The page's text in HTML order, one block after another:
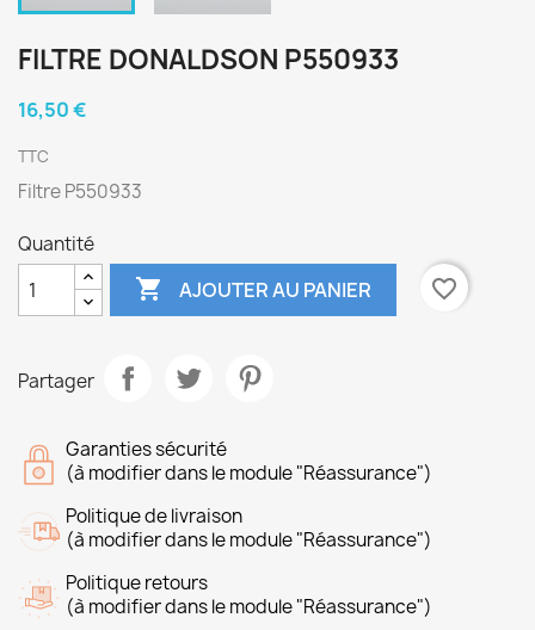
FILTRE DONALDSON P550933
16,50 €
TTC
Filtre P550933
Quantité
 AJOUTER AU PANIER favorite_border
Partager
Garanties sécurité
(à modifier dans le module "Réassurance")
Politique de livraison
(à modifier dans le module "Réassurance")
Politique retours
(à modifier dans le module "Réassurance")